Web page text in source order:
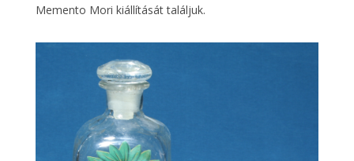
Memento Mori kiállítását találjuk.